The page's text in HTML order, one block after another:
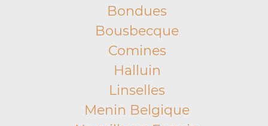
Bondues
Bousbecque
Comines
Halluin
Linselles
Menin Belgique